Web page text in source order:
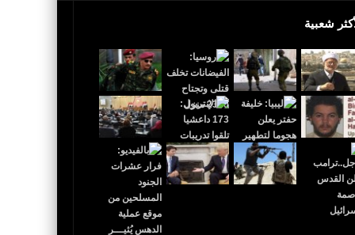
القدس عاصمة لإٍسرائيل
شعبية